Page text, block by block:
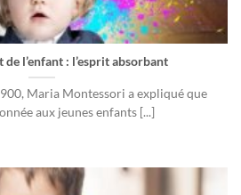
l’enfant : l’esprit absorbant
Maria Montessori a expliqué que
aux jeunes enfants [...]